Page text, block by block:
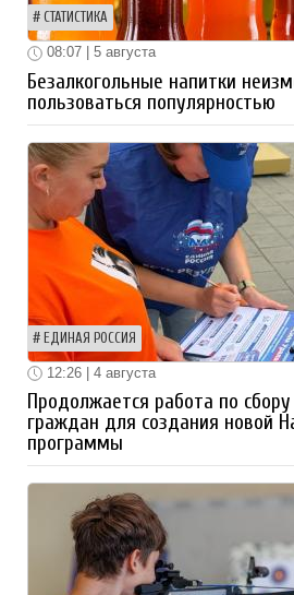
СТАТИСТИКА
08:07 | 5 августа
Безалкогольные напитки
пользоваться популярностью
ЕДИНАЯ РОССИЯ
12:26 | 4 августа
Продолжается работа по
граждан для создания новой
программы